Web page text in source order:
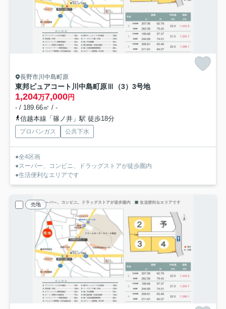
長野市川中島町原
東邦ピュアコート川中島町原Ⅲ（3） 3号地
1,204万7,000円
- / 189.66㎡ / -
信越本線「篠ノ井」駅 徒歩18分
プロパンガス 公共下水
●全4区画
●スーパー、コンビニ、ドラッグストアが徒歩圏内
●生活便利なエリアです
売地